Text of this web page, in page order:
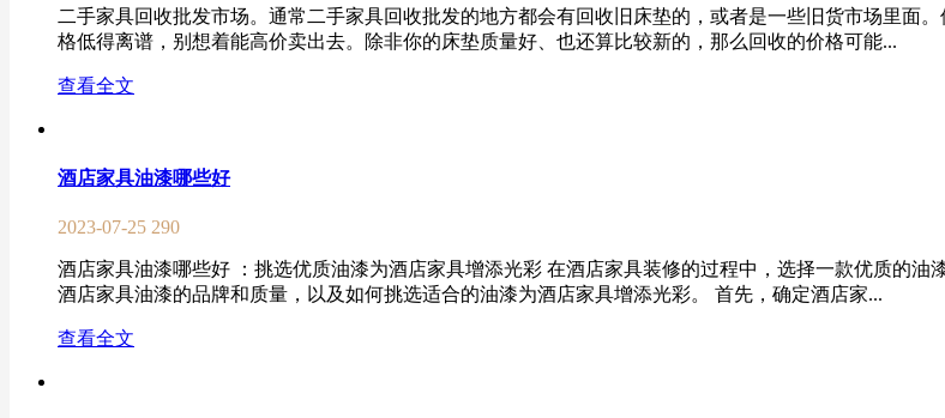
二手家具回收批发市场。通常二手家具回收批发的地方都会有回收旧床垫的，或者是一些旧货市场里面
格低得离谱，别想着能高价卖出去。除非你的床垫质量好、也还算比较新的，那么回收的价格可能...
查看全文
酒店家具油漆哪些好
2023-07-25 290
酒店家具油漆哪些好 ：挑选优质油漆为酒店家具增添光彩 在酒店家具装修的过程中，选择一款优质的
酒店家具油漆的品牌和质量，以及如何挑选适合的油漆为酒店家具增添光彩。 首先，确定酒店家...
查看全文